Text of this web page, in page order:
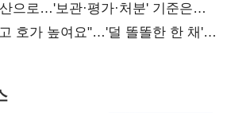
으로…'보관·평가·처분' 기준은
호가 높여요"…'덜 똘똘한 한 채'